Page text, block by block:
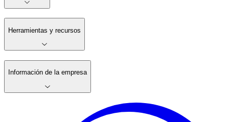
Herramientas y recursos
Información de la empresa